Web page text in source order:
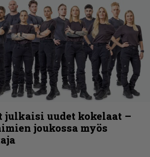
julkaisi uudet kokelaat –
joukossa myös